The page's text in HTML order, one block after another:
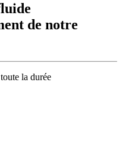
de notre
la durée